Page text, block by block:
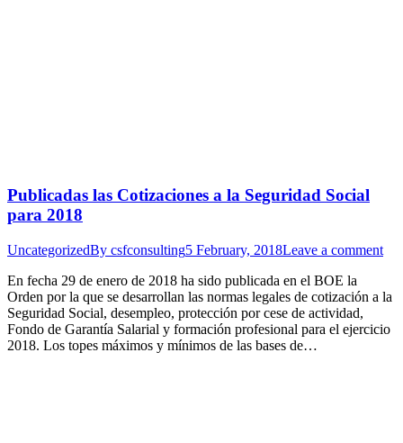
Publicadas las Cotizaciones a la Seguridad Social
para 2018
UncategorizedBy csfconsulting5 February, 2018Leave a comment
En fecha 29 de enero de 2018 ha sido publicada en el BOE la
Orden por la que se desarrollan las normas legales de cotización a la
Seguridad Social, desempleo, protección por cese de actividad,
Fondo de Garantía Salarial y formación profesional para el ejercicio
2018. Los topes máximos y mínimos de las bases de…